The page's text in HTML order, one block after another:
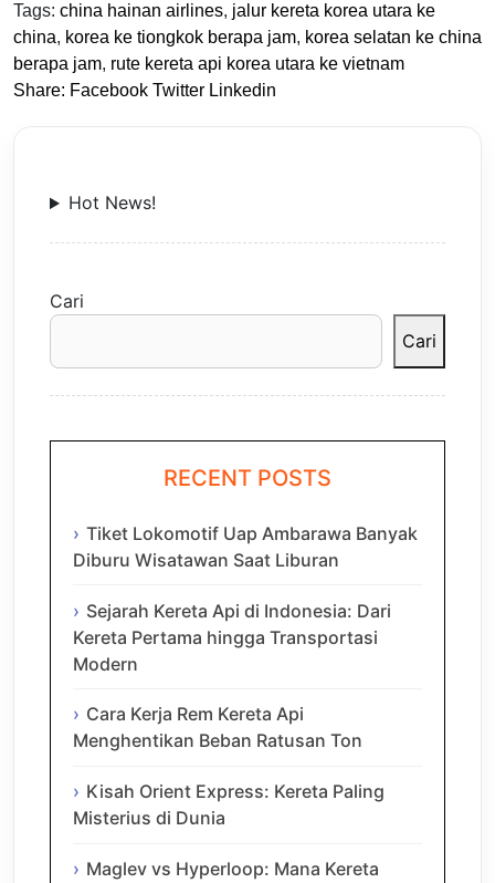
Tags: china hainan airlines, jalur kereta korea utara ke
china, korea ke tiongkok berapa jam, korea selatan ke china
berapa jam, rute kereta api korea utara ke vietnam
Share: Facebook Twitter Linkedin
Hot News!
Cari
Cari
RECENT POSTS
Tiket Lokomotif Uap Ambarawa Banyak
Diburu Wisatawan Saat Liburan
Sejarah Kereta Api di Indonesia: Dari
Kereta Pertama hingga Transportasi
Modern
Cara Kerja Rem Kereta Api
Menghentikan Beban Ratusan Ton
Kisah Orient Express: Kereta Paling
Misterius di Dunia
Maglev vs Hyperloop: Mana Kereta